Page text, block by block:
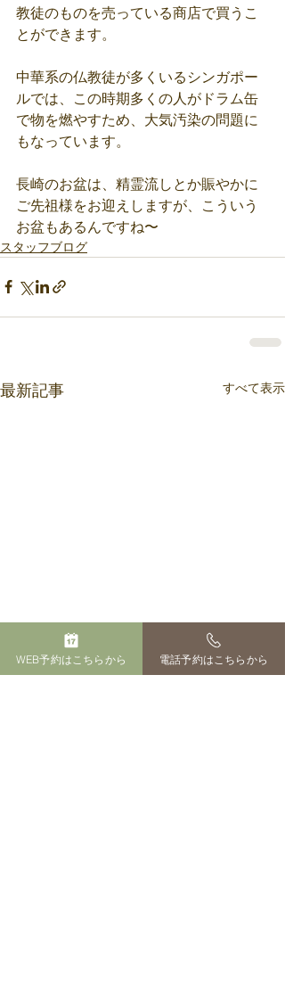
教徒のものを売っている商店で買うこ
とができます。
中華系の仏教徒が多くいるシンガポー
ルでは、この時期多くの人がドラム缶
で物を燃やすため、大気汚染の問題に
もなっています。
長崎のお盆は、精霊流しとか賑やかに
ご先祖様をお迎えしますが、こういう
お盆もあるんですね〜
スタッフブログ
最新記事 すべて表示
WEB予約はこちらから 電話予約はこちらから